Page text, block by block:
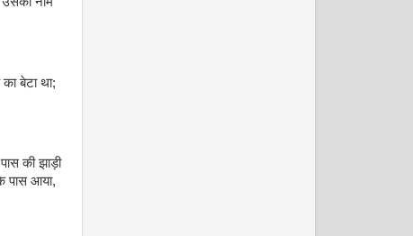
बेटा था;
की झाड़ी
पास आया,